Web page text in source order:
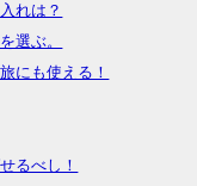
れは？
選ぶ。
にも使える！
るべし！